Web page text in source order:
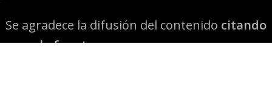
Se agradece la difusión del contenido citando
la fuente www.mapuexpress.org